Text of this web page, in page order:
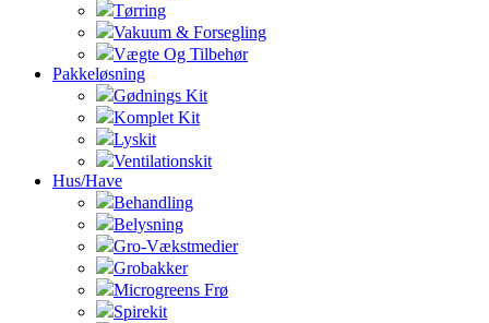
Tørring
Vakuum & Forsegling
Vægte Og Tilbehør
Pakkeløsning
Gødnings Kit
Komplet Kit
Lyskit
Ventilationskit
Hus/Have
Behandling
Belysning
Gro-Vækstmedier
Grobakker
Microgreens Frø
Spirekit